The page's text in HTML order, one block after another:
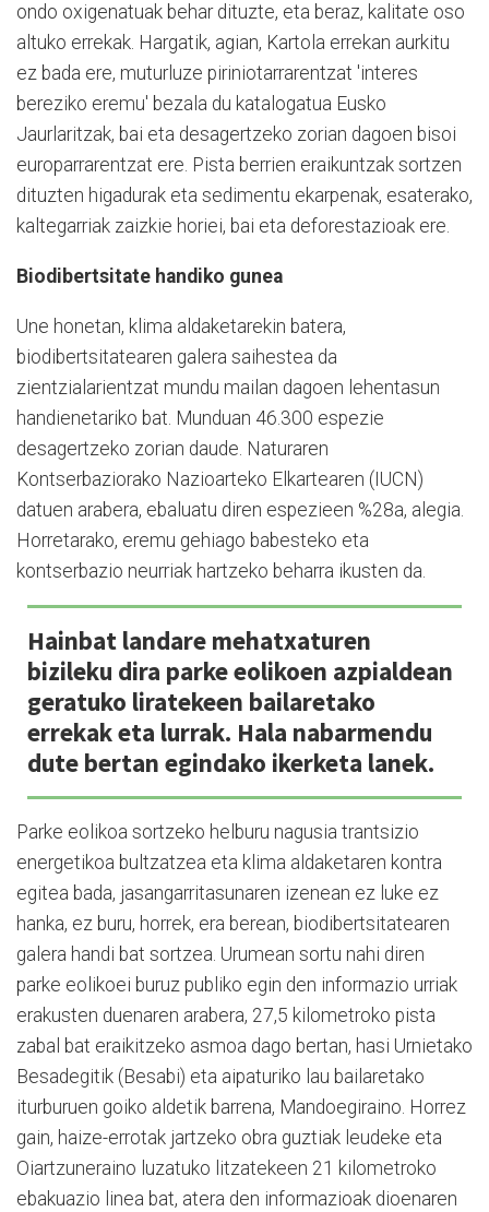
ondo oxigenatuak behar dituzte, eta beraz, kalitate oso
altuko errekak. Hargatik, agian, Kartola errekan aurkitu
ez bada ere, muturluze piriniotarrarentzat 'interes
bereziko eremu' bezala du katalogatua Eusko
Jaurlaritzak, bai eta desagertzeko zorian dagoen bisoi
europarrarentzat ere. Pista berrien eraikuntzak sortzen
dituzten higadurak eta sedimentu ekarpenak, esaterako,
kaltegarriak zaizkie horiei, bai eta deforestazioak ere.
Biodibertsitate handiko gunea
Une honetan, klima aldaketarekin batera,
biodibertsitatearen galera saihestea da
zientzialarientzat mundu mailan dagoen lehentasun
handienetariko bat. Munduan 46.300 espezie
desagertzeko zorian daude. Naturaren
Kontserbaziorako Nazioarteko Elkartearen (IUCN)
datuen arabera, ebaluatu diren espezieen %28a, alegia.
Horretarako, eremu gehiago babesteko eta
kontserbazio neurriak hartzeko beharra ikusten da.
Hainbat landare mehatxaturen
bizileku dira parke eolikoen azpialdean
geratuko liratekeen bailaretako
errekak eta lurrak. Hala nabarmendu
dute bertan egindako ikerketa lanek.
Parke eolikoa sortzeko helburu nagusia trantsizio
energetikoa bultzatzea eta klima aldaketaren kontra
egitea bada, jasangarritasunaren izenean ez luke ez
hanka, ez buru, horrek, era berean, biodibertsitatearen
galera handi bat sortzea. Urumean sortu nahi diren
parke eolikoei buruz publiko egin den informazio urriak
erakusten duenaren arabera, 27,5 kilometroko pista
zabal bat eraikitzeko asmoa dago bertan, hasi Urnietako
Besadegitik (Besabi) eta aipaturiko lau bailaretako
iturburuen goiko aldetik barrena, Mandoegiraino. Horrez
gain, haize-errotak jartzeko obra guztiak leudeke eta
Oiartzuneraino luzatuko litzatekeen 21 kilometroko
ebakuazio linea bat, atera den informazioak dioenaren